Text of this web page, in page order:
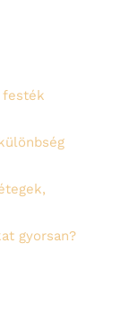
festék
gyorsan?